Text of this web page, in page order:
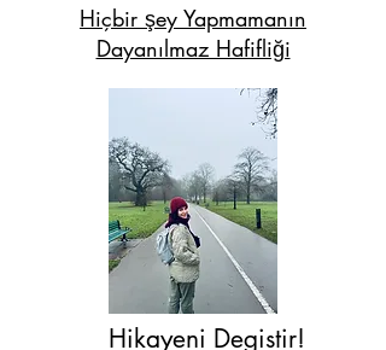
Hiçbir şey Yapmamanın
Dayanılmaz Hafifliği
Hikayeni Degistir!